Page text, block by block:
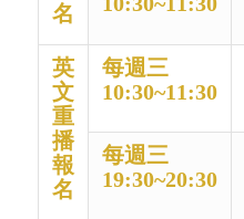
名
英
文
重
播
報
名
每週三
10:30~11:30
每週三
19:30~20:30